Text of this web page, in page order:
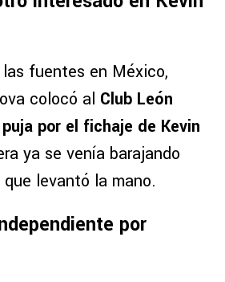
fuentes en México,
colocó al Club León
por el fichaje de Kevin
ya se venía barajando
levantó la mano.
por